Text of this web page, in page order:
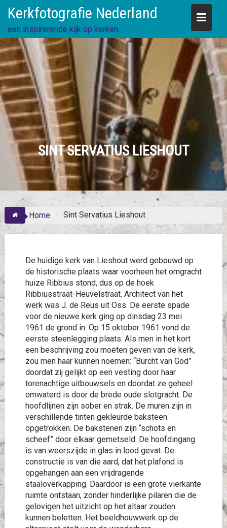
content
Kerkfotografie Nederland
een inspirerende kijk op kerken
SINT SERVATIUS LIESHOUT
Home Sint Servatius Lieshout
De huidige kerk van Lieshout werd gebouwd op
de historische plaats waar voorheen het omgracht
huize Ribbius stond, dus op de hoek
Ribbiusstraat-Heuvelstraat. Architect van het
werk was J. de Reus uit Oss. De eerste spade
voor de nieuwe kerk ging op dinsdag 23 mei
1961 de grond in. Op 15 oktober 1961 vond de
eerste steenlegging plaats. Als men in het kort
een beschrijving zou moeten geven van de kerk,
zou men haar kunnen noemen: “Burcht van God”
doordat zij gelijkt op een vesting door haar
torenachtige uitbouwsels en doordat ze geheel
omwaterd is door de brede oude slotgracht. De
hoofdlijnen zijn sober en strak. De muren zijn in
verschillende tinten gekleurde baksteen
opgetrokken. De bakstenen zijn “schots en
scheef” door elkaar gemetseld. De hoofdingang
is van weerszijde in glas in lood gevat. De
constructie is van die aard, dat het plafond is
opgehangen aan een vrijdragende
staaloverkapping. Daardoor is een grote vierkante
ruimte ontstaan, zonder hinderlijke pilaren die de
gelovigen het uitzicht op het altaar zouden
kunnen beletten. Het beeldhouwwerk op de